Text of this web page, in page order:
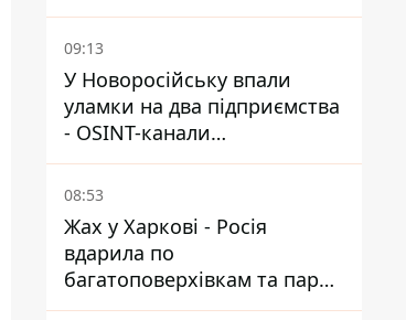
09:13
У Новоросійську впали
уламки на два підприємства
- OSINT-канали
припускають удар по порту
08:53
Жах у Харкові - Росія
вдарила по
багатоповерхівкам та парку,
є загиблі та поранені